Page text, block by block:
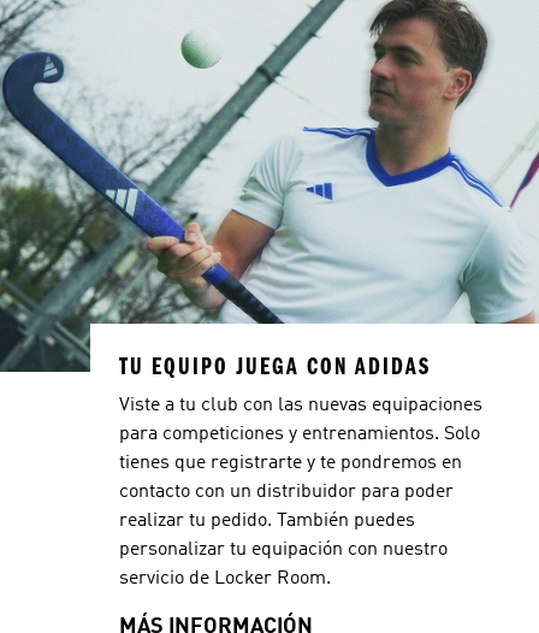
TU EQUIPO JUEGA CON ADIDAS
Viste a tu club con las nuevas equipaciones
para competiciones y entrenamientos. Solo
tienes que registrarte y te pondremos en
contacto con un distribuidor para poder
realizar tu pedido. También puedes
personalizar tu equipación con nuestro
servicio de Locker Room.
MÁS INFORMACIÓN